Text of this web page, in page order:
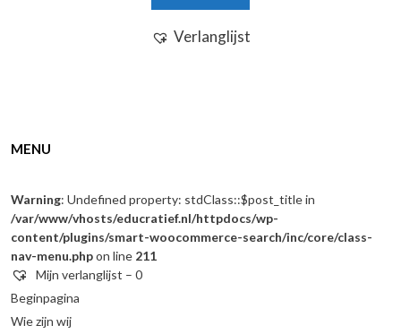
Verlanglijst
MENU
Warning: Undefined property: stdClass::$post_title in
/var/www/vhosts/educratief.nl/httpdocs/wp-
content/plugins/smart-woocommerce-search/inc/core/class-
nav-menu.phpon line 211
Mijn verlanglijst – 0
Beginpagina
Wie zijn wij